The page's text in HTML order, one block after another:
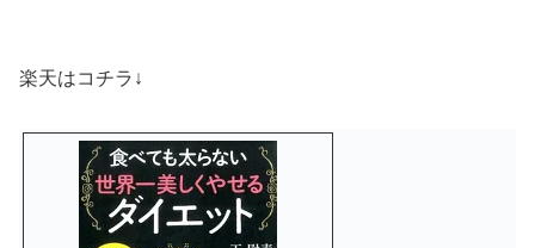
楽天はコチラ↓